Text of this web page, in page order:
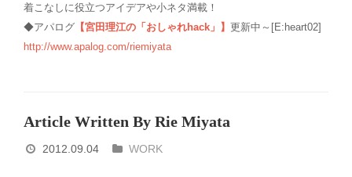
着こなしに役立つアイデアや小ネタ満載！
◆アパログ 【宮田理江の「おしゃれhack」】 更新中～[E:heart02]
http://www.apalog.com/riemiyata
Article Written By Rie Miyata
2012.09.04 WORK